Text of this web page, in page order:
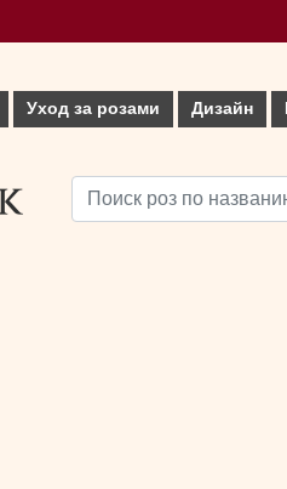
Уход за розами Дизайн